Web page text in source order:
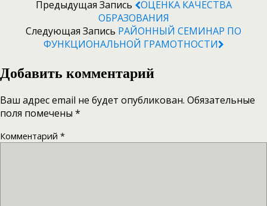
Предыдущая Запись
ОЦЕНКА КАЧЕСТВА
ОБРАЗОВАНИЯ
Следующая Запись РАЙОННЫЙ СЕМИНАР ПО
ФУНКЦИОНАЛЬНОЙ ГРАМОТНОСТИ
Добавить комментарий
Ваш адрес email не будет опубликован. Обязательные
поля помечены *
Комментарий *